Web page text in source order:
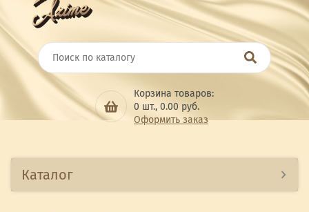
Корзина товаров:
0 шт., 0.00 руб.
Оформить заказ
Каталог